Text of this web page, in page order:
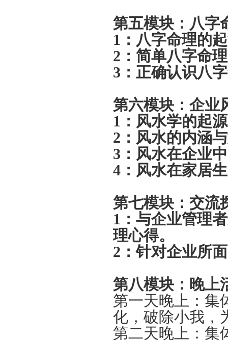
第五模块：八字
1： 八字命理的
2： 简单八字命
3： 正确认识八
第六模块：企业
1： 风水学的起
2： 风水的内涵
3： 风水在企业
4： 风水在家居
第七模块：交流
1： 与企业管理
理心得。
2：针对企业所
第八模块：晚上
第一天晚上：集
化，破除小我，
第二天晚上：